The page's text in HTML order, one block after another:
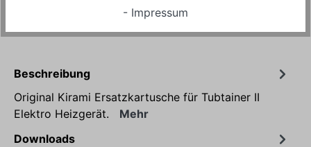
HP10470
Beschreibung
Original Kirami Ersatzkartusche für Tubtainer II
Elektro Heizgerät. Mehr
Downloads
- Impressum